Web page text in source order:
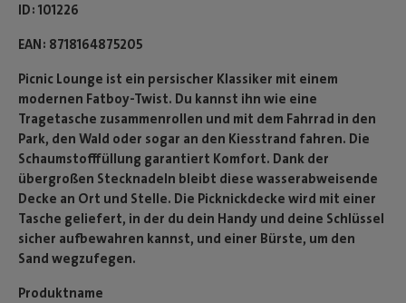
ID 101226
EAN 8718164875205
Picnic Lounge ist ein persischer Klassiker mit einem
modernen Fatboy-Twist. Du kannst ihn wie eine
Tragetasche zusammenrollen und mit dem Fahrrad in den
Park, den Wald oder sogar an den Kiesstrand fahren. Die
Schaumstofffüllung garantiert Komfort. Dank der
übergroßen Stecknadeln bleibt diese wasserabweisende
Decke an Ort und Stelle. Die Picknickdecke wird mit einer
Tasche geliefert, in der du dein Handy und deine Schlüssel
sicher aufbewahren kannst, und einer Bürste, um den
Sand wegzufegen.
Produktname